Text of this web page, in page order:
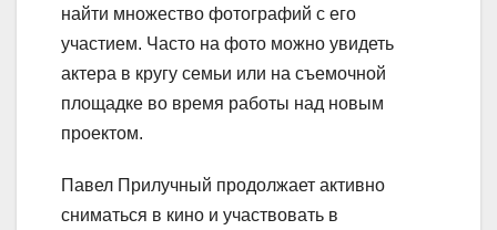
найти множество фотографий с его
участием. Часто на фото можно увидеть
актера в кругу семьи или на съемочной
площадке во время работы над новым
проектом.
Павел Прилучный продолжает активно
сниматься в кино и участвовать в